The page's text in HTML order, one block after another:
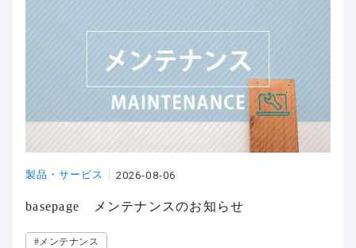
製品・サービス 2026-08-06
basepage メンテナンスのお知らせ
#メンテナンス